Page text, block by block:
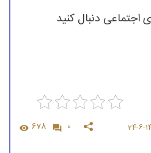
اجتماعی دنبال کنید
0
678